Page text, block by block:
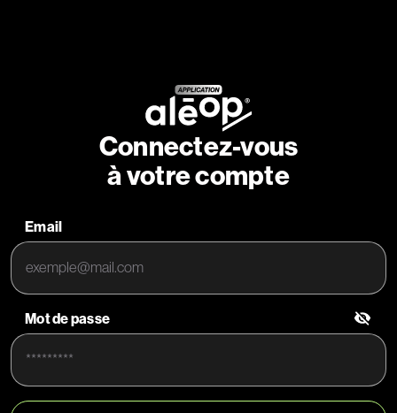
Connectez-vous
à votre compte
Email
Mot de passe